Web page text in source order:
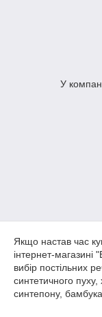
У
Якщо настав час
інтернет-
вибір постільних
синтетичного
синтепону,